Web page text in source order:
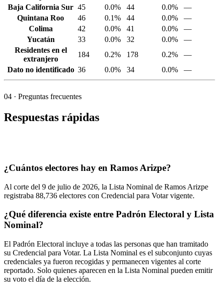
Baja California Sur 45 0.0% 44 0.0%
—
Quintana Roo
46 0.1% 44 0.0%
—
Colima
42 0.0% 41 0.0%
—
Yucatán
33 0.0% 32 0.0%
—
Residentes en el
extranjero
184 0.2% 178 0.2%
—
Dato no identificado 36 0.0% 34 0.0% —
04 · Preguntas frecuentes
Respuestas rápidas
¿Cuántos electores hay en Ramos Arizpe?
Al corte del 9 de julio de 2026, la Lista Nominal de Ramos Arizpe
registraba 88,736 electores con Credencial para Votar vigente.
¿Qué diferencia existe entre Padrón Electoral y Lista
Nominal?
El Padrón Electoral incluye a todas las personas que han tramitado
su Credencial para Votar. La Lista Nominal es el subconjunto cuyas
credenciales ya fueron recogidas y permanecen vigentes al corte
reportado. Solo quienes aparecen en la Lista Nominal pueden emitir
su voto el día de la elección.